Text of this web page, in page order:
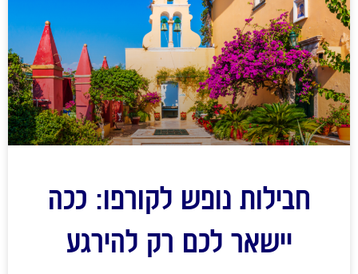
חבילות נופש לקורפו: ככה
יישאר לכם רק להירגע